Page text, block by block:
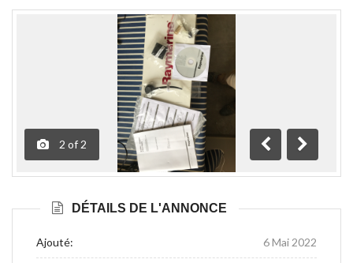
2 of 2
Précédente
Suivante
DÉTAILS DE L'ANNONCE
Ajouté: 6 Mai 2022